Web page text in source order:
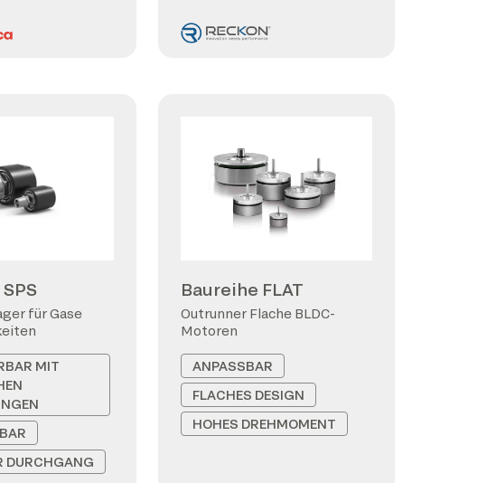
für Gase
MIT
DURCHGANG
Baureihe FLAT
Outrunner Flache BLDC-
Motoren
ANPASSBAR
FLACHES DESIGN
HOHES DREHMOMENT